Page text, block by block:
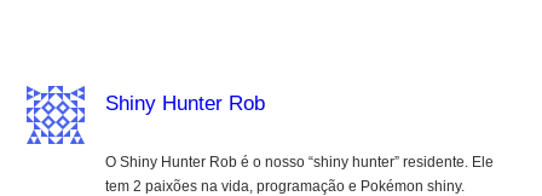
Shiny Hunter Rob
O Shiny Hunter Rob é o nosso “shiny hunter” residente. Ele
tem 2 paixões na vida, programação e Pokémon shiny.